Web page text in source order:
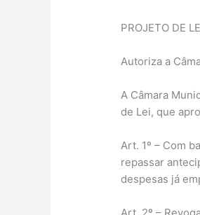
PROJETO DE
Autoriza a
A Câmara
de Lei, que
Art. 1º – Com
repassar
despesas já